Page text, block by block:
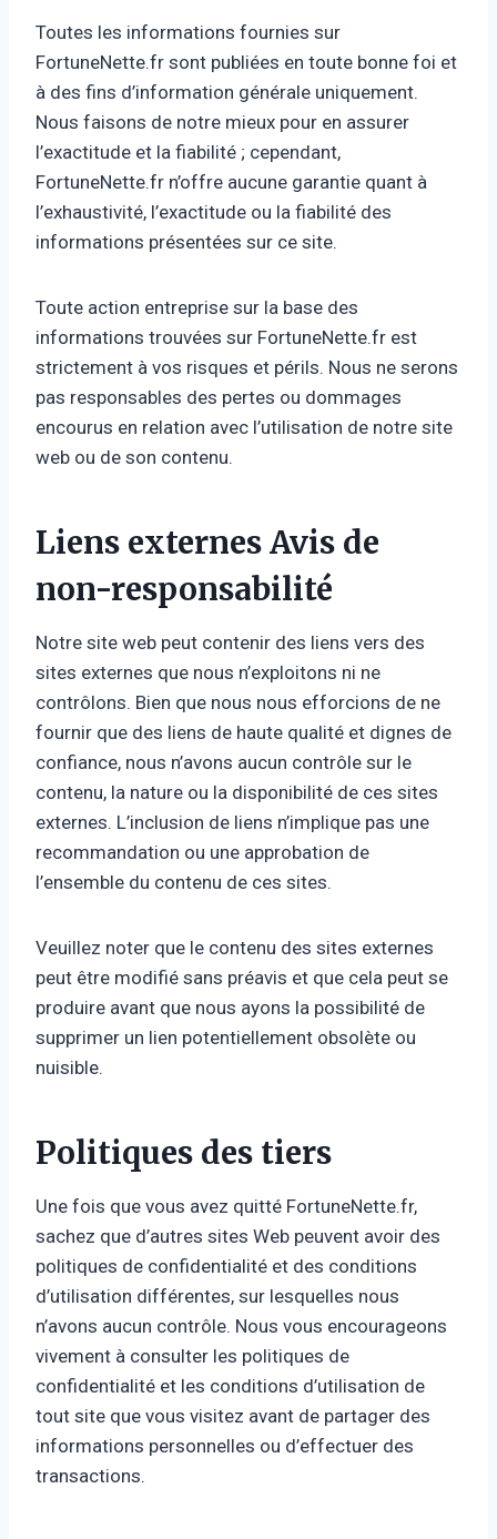
Toutes les informations fournies sur
FortuneNette.fr sont publiées en toute bonne foi et
à des fins d’information générale uniquement.
Nous faisons de notre mieux pour en assurer
l’exactitude et la fiabilité ; cependant,
FortuneNette.fr n’offre aucune garantie quant à
l’exhaustivité, l’exactitude ou la fiabilité des
informations présentées sur ce site.
Toute action entreprise sur la base des
informations trouvées sur FortuneNette.fr est
strictement à vos risques et périls. Nous ne serons
pas responsables des pertes ou dommages
encourus en relation avec l’utilisation de notre site
web ou de son contenu.
Liens externes Avis de
non-responsabilité
Notre site web peut contenir des liens vers des
sites externes que nous n’exploitons ni ne
contrôlons. Bien que nous nous efforcions de ne
fournir que des liens de haute qualité et dignes de
confiance, nous n’avons aucun contrôle sur le
contenu, la nature ou la disponibilité de ces sites
externes. L’inclusion de liens n’implique pas une
recommandation ou une approbation de
l’ensemble du contenu de ces sites.
Veuillez noter que le contenu des sites externes
peut être modifié sans préavis et que cela peut se
produire avant que nous ayons la possibilité de
supprimer un lien potentiellement obsolète ou
nuisible.
Politiques des tiers
Une fois que vous avez quitté FortuneNette.fr,
sachez que d’autres sites Web peuvent avoir des
politiques de confidentialité et des conditions
d’utilisation différentes, sur lesquelles nous
n’avons aucun contrôle. Nous vous encourageons
vivement à consulter les politiques de
confidentialité et les conditions d’utilisation de
tout site que vous visitez avant de partager des
informations personnelles ou d’effectuer des
transactions.